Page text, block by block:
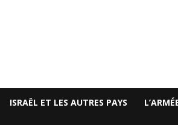
ISRAËL ET LES AUTRES PAYS